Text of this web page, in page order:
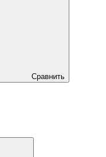
Сравнить